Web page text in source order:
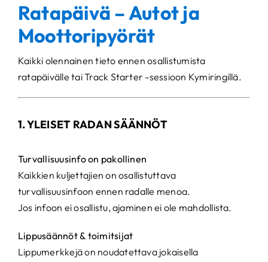
Ratapäivä – Autot ja
Moottoripyörät
Kaikki olennainen tieto ennen osallistumista
ratapäivälle tai Track Starter -sessioon Kymiringillä.
1. YLEISET RADAN SÄÄNNÖT
Turvallisuusinfo on pakollinen
Kaikkien kuljettajien on osallistuttava
turvallisuusinfoon ennen radalle menoa.
Jos infoon ei osallistu, ajaminen ei ole mahdollista.
Lippusäännöt & toimitsijat
Lippumerkkejä on noudatettava jokaisella